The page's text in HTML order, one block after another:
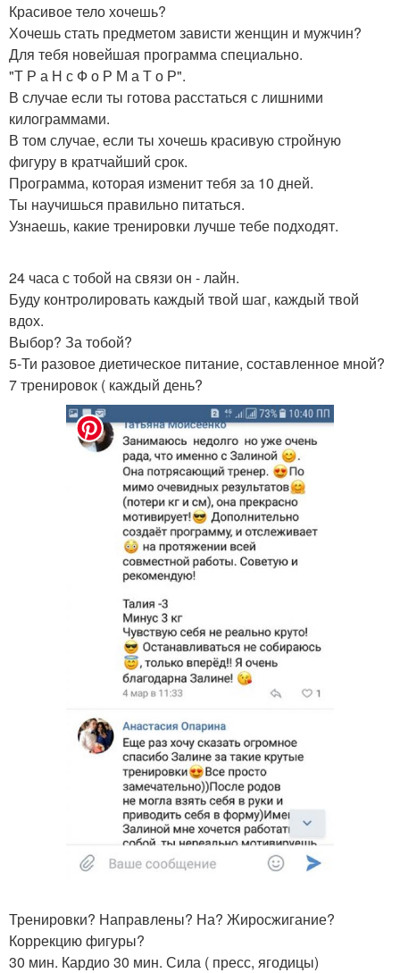
Красивое тело хочешь?
Хочешь стать предметом зависти женщин и мужчин?
Для тебя новейшая программа специально.
"Т Р а Н с Ф о Р М а Т о Р".
В случае если ты готова расстаться с лишними
килограммами.
В том случае, если ты хочешь красивую стройную
фигуру в кратчайший срок.
Программа, которая изменит тебя за 10 дней.
Ты научишься правильно питаться.
Узнаешь, какие тренировки лучше тебе подходят.
24 часа с тобой на связи он - лайн.
Буду контролировать каждый твой шаг, каждый твой
вдох.
Выбор? За тобой?
5-Ти разовое диетическое питание, составленное мной?
7 тренировок ( каждый день?
Тренировки? Направлены? На? Жиросжигание?
Коррекцию фигуры?
30 мин. Кардио 30 мин. Сила ( пресс, ягодицы)